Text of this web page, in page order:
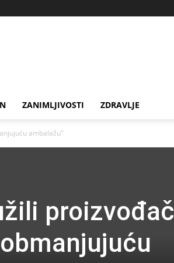
ZANIMLJIVOSTI ZDRAVLJE
ambalažu”